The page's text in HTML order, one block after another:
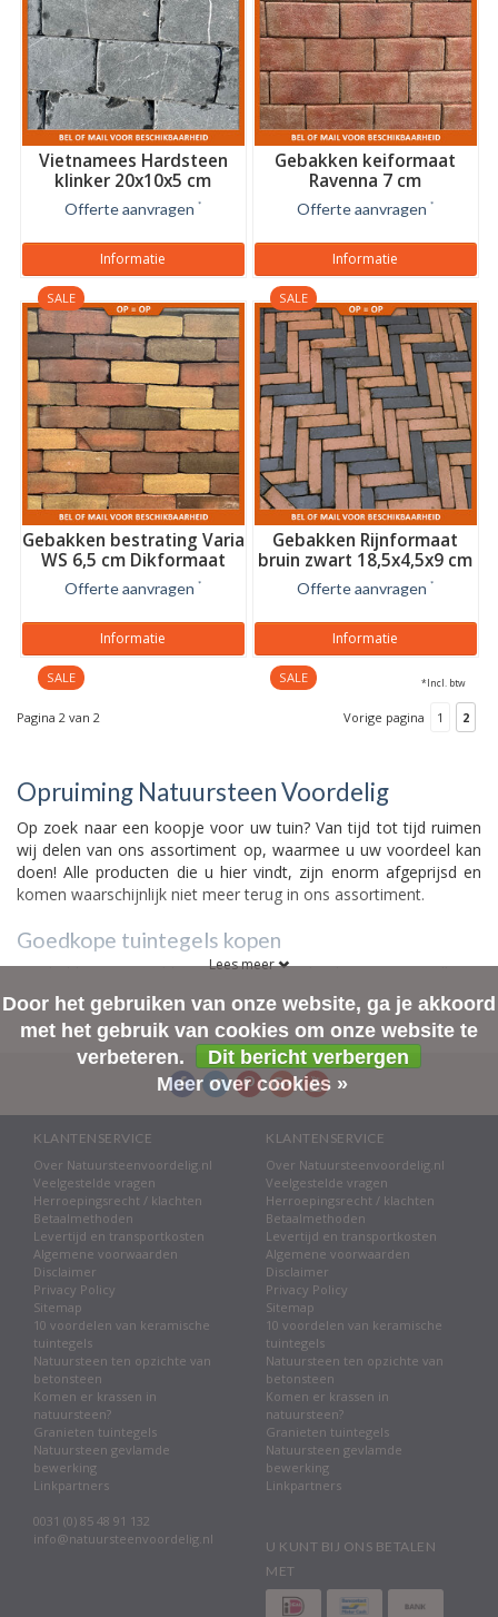
SALE
Vietnamees Hardsteen
klinker 20x10x5 cm
Offerte aanvragen *
Informatie
SALE
Gebakken keiformaat
Ravenna 7 cm
Offerte aanvragen *
Informatie
SALE
Gebakken bestrating Varia
WS 6,5 cm Dikformaat
Offerte aanvragen *
Informatie
SALE
Gebakken Rijnformaat
bruin zwart 18,5x4,5x9 cm
Offerte aanvragen *
Informatie
*Incl. btw
Pagina 2 van 2 Vorige pagina 1 2
Opruiming Natuursteen Voordelig
Op zoek naar een koopje voor uw tuin? Van tijd tot tijd ruimen
wij delen van ons assortiment op, waarmee u uw voordeel kan
doen! Alle producten die u hier vindt, zijn enorm afgeprijsd en
komen waarschijnlijk niet meer terug in ons assortiment.
Goedkope tuintegels kopen
Wij hebben geregeld partijen tuintegels die extra goedkoop
aangeboden worden. Dat kunnen natuursteen tuintegels zijn
maar ook beton of keramische tuintegels. In principe bieden we
alleen A-keus tuintegels aan en anders wordt het nadrukkelijk
aangegeven bij het product zelf. Als u geïnteresseerd bent in
een B-keus tuintegel, ga dan altijd kijken. Het aanbod bij de
door te gaan kijken weet u precies wat eventuele mankementen
meer vragen over heeft.
Waarom zijn deze A-keus tuintegels goedkoop?
Logische vraag en dit kan verschillende redenen hebben. De
meest voorkomende, de tegels gaan uit het assortiment bij de
fabriek. Maar een handelaar kan ook met een slechter
verkoopbare tegel blijven zitten, door bijvoorbeeld de kleur of
afmetingen, en besluit dan op een moment om het in de
uitverkoop te doen. Dit zegt dus niets over de kwaliteit van de
tegel, hooguit dat de tuintegels niet bij het grotere publiek in
trek zijn.
Aanbieding natuursteen tuinproducten
Naast tuintegels zijn er natuurlijk nog veel meer producten die
zwerfkeien voor de aankleding van uw tuin, natuursteen
vijverranden of afdekplaten, opsluitbanden, palissades,
natuursteen traptreden enzovoorts. Het mooie van natuursteen
tuinproducten is dat het uniek is een niet trend gevoelig.
Lees meer
KLANTENSERVICE
Over Natuursteenvoordelig.nl
Veelgestelde vragen
Herroepingsrecht / klachten
Betaalmethoden
Levertijd en transportkosten
Algemene voorwaarden
Disclaimer
Privacy Policy
Sitemap
10 voordelen van keramische
tuintegels
Natuursteen ten opzichte van
betonsteen
Komen er krassen in
natuursteen?
Granieten tuintegels
Natuursteen gevlamde
bewerking
Linkpartners
0031 (0) 85 48 91 132
info@natuursteenvoordelig.nl
KLANTENSERVICE
Over Natuursteenvoordelig.nl
Veelgestelde vragen
Herroepingsrecht / klachten
Betaalmethoden
Levertijd en transportkosten
Algemene voorwaarden
Disclaimer
Privacy Policy
Sitemap
10 voordelen van keramische
tuintegels
Natuursteen ten opzichte van
betonsteen
Komen er krassen in
natuursteen?
Granieten tuintegels
Natuursteen gevlamde
bewerking
Linkpartners
U KUNT BIJ ONS BETALEN
MET
Door het gebruiken van onze website, ga je akkoord
met het gebruik van cookies om onze website te
verbeteren.
Dit bericht verbergen
Meer over cookies »